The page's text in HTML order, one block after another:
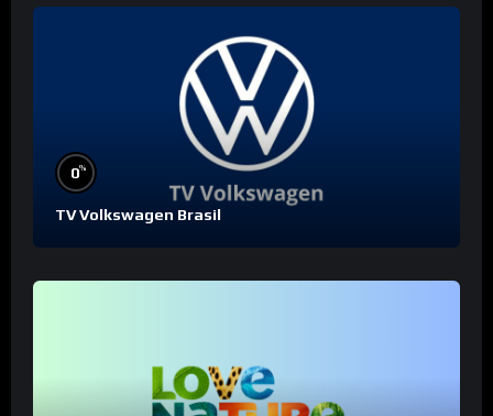
0%
TV Volkswagen Brasil